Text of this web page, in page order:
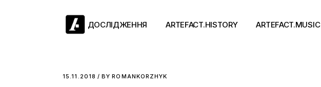
ДОСЛІДЖЕННЯ ARTEFACT.HISTORY
Античний двіж
ARTEFACT.MUSIC
15.11.2018 BY ROMANKORZHYK